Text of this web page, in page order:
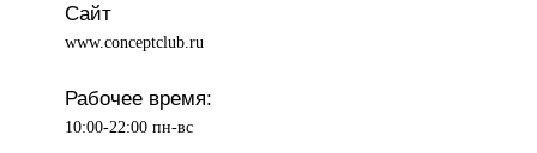
Сайт
www.conceptclub.ru
Рабочее время:
10:00-22:00 пн-вс